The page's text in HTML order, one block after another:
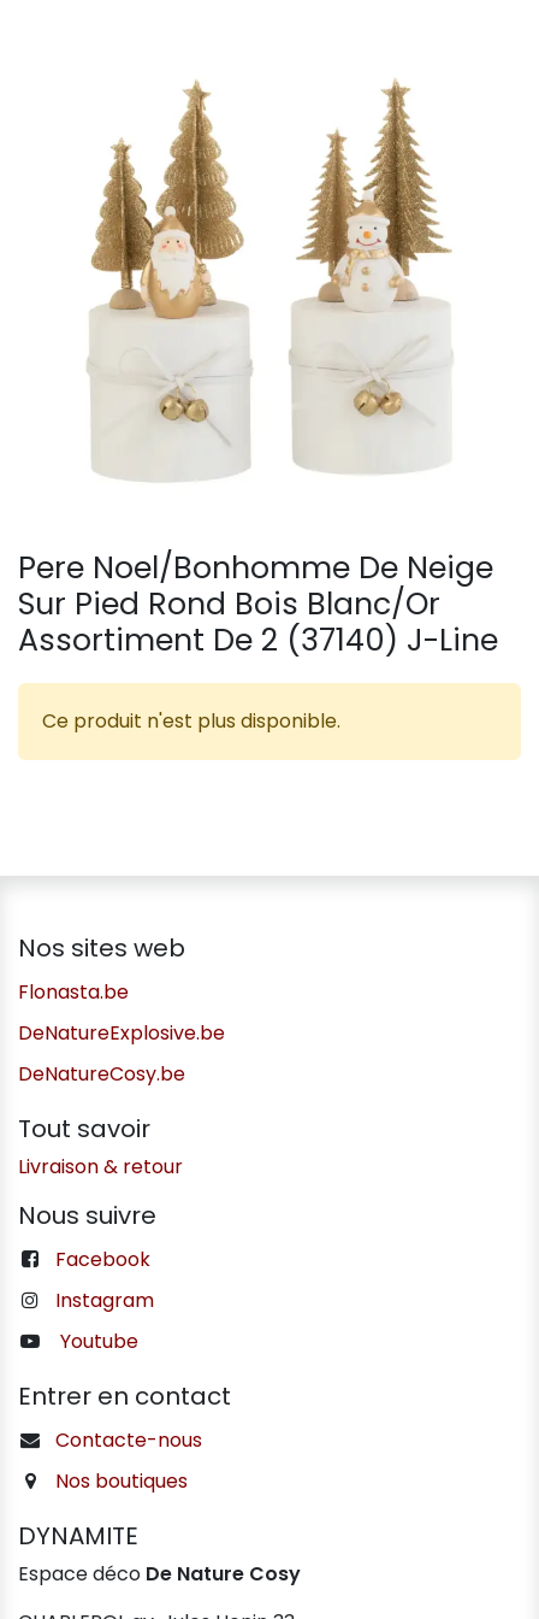
Pere Noel/Bonhomme De Neige
Sur Pied Rond Bois Blanc/Or
Assortiment De 2 (37140) J-Line
Ce produit n'est plus disponible.
Nos sites web
Flonasta.be
DeNatureExplosive.be
DeNatureCosy.be
Tout savoir
Livraison & retour
Nous suivre
Facebook
Instagram
Youtube
Entrer en contact
Contacte-nous
Nos boutiques
DYNAMITE
Espace déco De Nature Cosy